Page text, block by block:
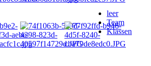
leer
Team
Klassen